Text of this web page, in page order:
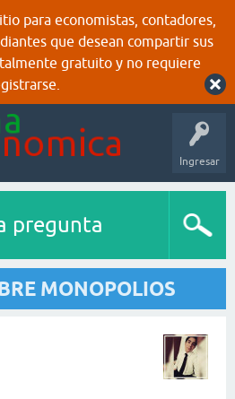
para economistas, contadores,
que desean compartir sus
gratuito y no requiere
Ingresar
pregunta
MONOPOLIOS